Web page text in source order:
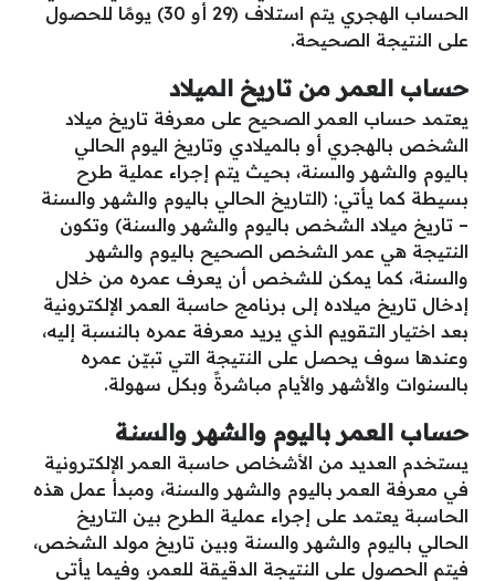
الحساب الهجري يتم استلاف (29 أو 30) يومًا للحصول
على النتيجة الصحيحة.
حساب العمر من تاريخ الميلاد
يعتمد حساب العمر الصحيح على معرفة تاريخ ميلاد
الشخص بالهجري أو بالميلادي وتاريخ اليوم الحالي
باليوم والشهر والسنة، بحيث يتم إجراء عملية طرح
بسيطة كما يأتي: (التاريخ الحالي باليوم والشهر والسنة
– تاريخ ميلاد الشخص باليوم والشهر والسنة) وتكون
النتيجة هي عمر الشخص الصحيح باليوم والشهر
والسنة، كما يمكن للشخص أن يعرف عمره من خلال
إدخال تاريخ ميلاده إلى برنامج حاسبة العمر الإلكترونية
بعد اختيار التقويم الذي يريد معرفة عمره بالنسبة إليه،
وعندها سوف يحصل على النتيجة التي تبيّن عمره
بالسنوات والأشهر والأيام مباشرةً وبكل سهولة.
حساب العمر باليوم والشهر والسنة
يستخدم العديد من الأشخاص حاسبة العمر الإلكترونية
في معرفة العمر باليوم والشهر والسنة، ومبدأ عمل هذه
الحاسبة يعتمد على إجراء عملية الطرح بين التاريخ
الحالي باليوم والشهر والسنة وبين تاريخ مولد الشخص،
فيتم الحصول على النتيجة الدقيقة للعمر، وفيما يأتي